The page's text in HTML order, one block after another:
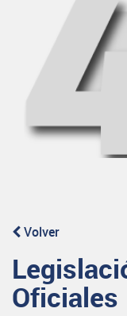
Volver
Oficiales